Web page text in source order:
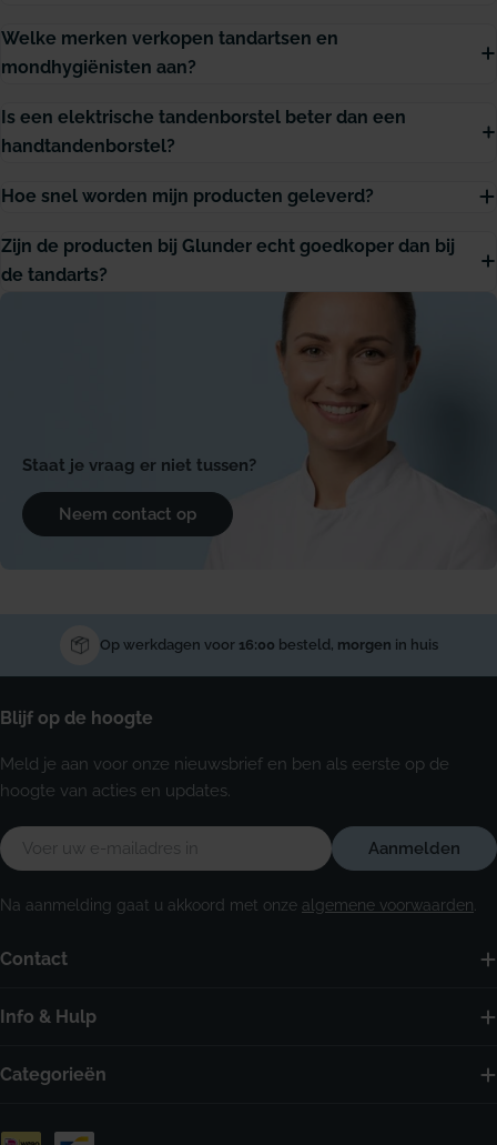
Staat je vraag er niet tussen?
Neem contact op
Welke merken verkopen tandartsen en
mondhygiënisten aan?
Is een elektrische tandenborstel beter dan een
handtandenborstel?
Hoe snel worden mijn producten geleverd?
Zijn de producten bij Glunder echt goedkoper dan bij
de tandarts?
Op werkdagen voor 16:00 besteld, morgen in huis
Contact
Info & Hulp
Categorieën
Blijf op de hoogte
Meld je aan voor onze nieuwsbrief en ben als eerste op de
hoogte van acties en updates.
E-
mail
Aanmelden
Na aanmelding gaat u akkoord met onze algemene voorwaarden